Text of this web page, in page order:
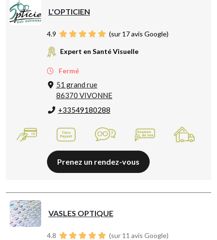
L'OPTICIEN
4.9 (sur 17 avis Google)
Expert en Santé Visuelle
Fermé
51 grand rue
86370 VIVONNE
+33549180288
Prenez un rendez-vous
VASLES OPTIQUE
4.8
(sur 11 avis Google)